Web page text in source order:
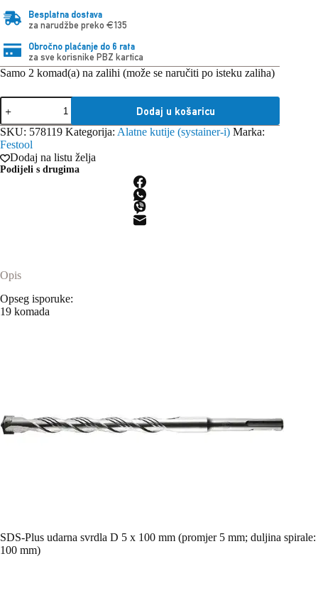
Besplatna dostava
za narudžbe preko €135
Obročno plaćanje do 6 rata
za sve korisnike PBZ kartica
Samo 2 komad(a) na zalihi (može se naručiti po isteku zaliha)
Festool
SYS3
S
76-
BB-
Set
Set
Dodaj u košaricu
SKU: 578119 Kategorija: Alatne kutije (systainer-i) Marka:
Festool
Dodaj na listu želja
Podijeli s drugima
Opis
Opseg isporuke:
19 komada
SDS-Plus udarna svrdla D 5 x 100 mm (promjer 5 mm; duljina spirale:
100 mm)